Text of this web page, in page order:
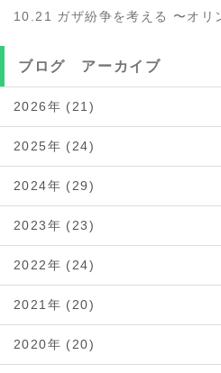
10.21 ガザ紛争を考える 〜オリ
ブログ アーカイブ
2026年 (21)
2025年 (24)
2024年 (29)
2023年 (23)
2022年 (24)
2021年 (20)
2020年 (20)